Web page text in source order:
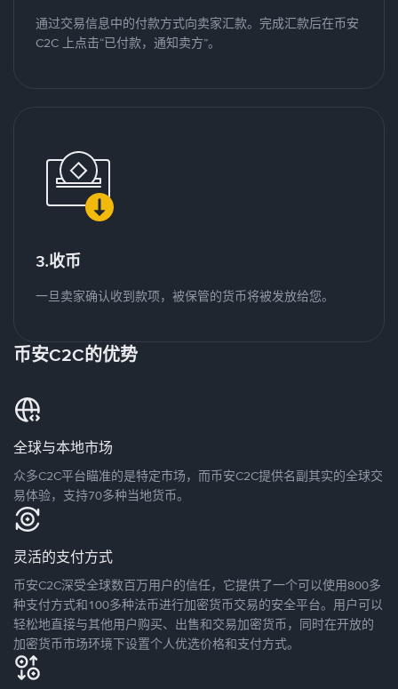
通过交易信息中的付款方式向卖家汇款。完成汇款后在币安
C2C 上点击“已付款，通知卖方”。
3.收币
一旦卖家确认收到款项，被保管的货币将被发放给您。
币安C2C的优势
全球与本地市场
众多C2C平台瞄准的是特定市场，而币安C2C提供名副其实的全球交
易体验，支持70多种当地货币。
灵活的支付方式
币安C2C深受全球数百万用户的信任，它提供了一个可以使用800多
种支付方式和100多种法币进行加密货币交易的安全平台。用户可以
轻松地直接与其他用户购买、出售和交易加密货币，同时在开放的
加密货币市场环境下设置个人优选价格和支付方式。